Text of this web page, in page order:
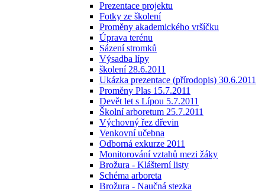
Prezentace projektu
Fotky ze školení
Proměny akademického vršíčku
Úprava terénu
Sázení stromků
Výsadba lípy
školení 28.6.2011
Ukázka prezentace (přírodopis) 30.6.2011
Proměny Plas 15.7.2011
Devět let s Lípou 5.7.2011
Školní arboretum 25.7.2011
Výchovný řez dřevin
Venkovní učebna
Odborná exkurze 2011
Monitorování vztahů mezi žáky
Brožura - Klášterní listy
Schéma arboreta
Brožura - Naučná stezka